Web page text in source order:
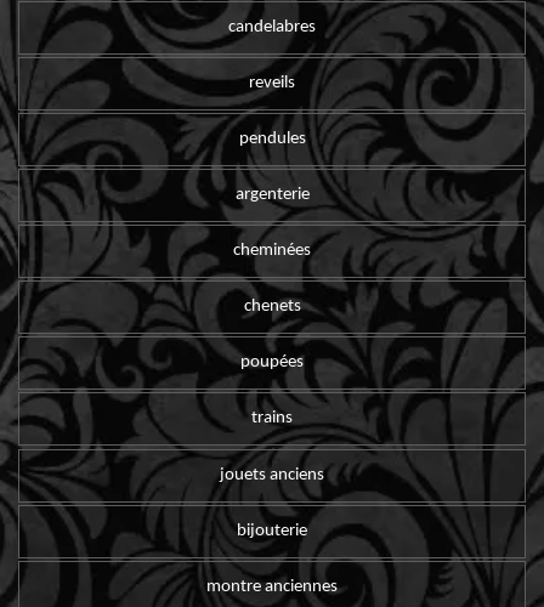
candelabres
reveils
pendules
argenterie
cheminées
chenets
poupées
trains
jouets anciens
bijouterie
montre anciennes